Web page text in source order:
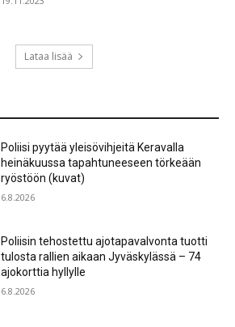
Lataa lisää
Poliisi pyytää yleisövihjeitä Keravalla
heinäkuussa tapahtuneeseen törkeään
ryöstöön (kuvat)
6.8.2026
Poliisin tehostettu ajotapavalvonta tuotti
tulosta rallien aikaan Jyväskylässä – 74
ajokorttia hyllylle
6.8.2026